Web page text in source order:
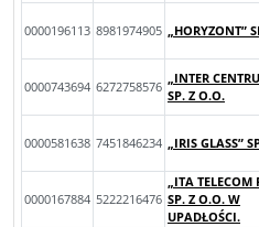
0000196113 8981974905 „HORYZONT”
0000743694 6272758576
„INTER
SP. Z O.O.
0000581638 7451846234 „IRIS GLASS”
0000167884 5222216476
„ITA TELECOM
SP. Z O.O. W
UPADŁOŚCI.